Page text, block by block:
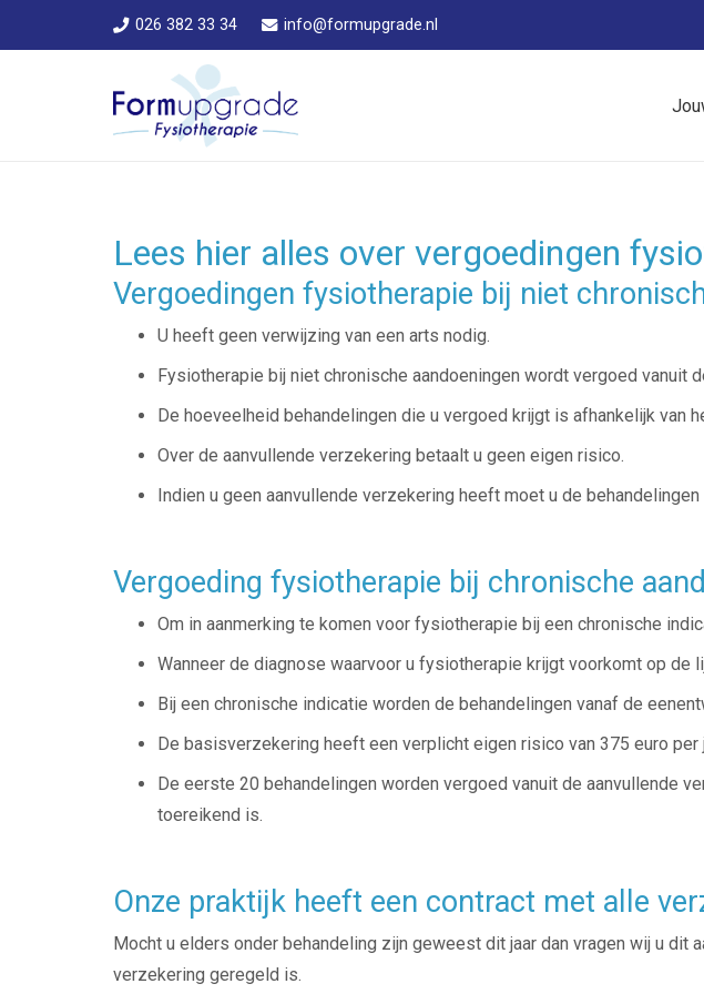
026 382 33 34 info@formupgrade.nl
Lees hier alles over vergoedingen
Vergoedingen fysiotherapie bij niet
U heeft geen verwijzing van een arts nodig.
Fysiotherapie bij niet chronische aandoeningen wordt vergoed vanuit
De hoeveelheid behandelingen die u vergoed krijgt is afhankelijk van
Over de aanvullende verzekering betaalt u geen eigen risico.
Indien u geen aanvullende verzekering heeft moet u de
Vergoeding fysiotherapie bij chronische
Om in aanmerking te komen voor fysiotherapie bij een chronische
Wanneer de diagnose waarvoor u fysiotherapie krijgt voorkomt op de
Bij een chronische indicatie worden de behandelingen vanaf de
De basisverzekering heeft een verplicht eigen risico van 375 euro
De eerste 20 behandelingen worden vergoed vanuit de aanvullende
toereikend is.
Onze praktijk heeft een contract met alle
Mocht u elders onder behandeling zijn geweest dit jaar dan vragen wij u
verzekering geregeld is.